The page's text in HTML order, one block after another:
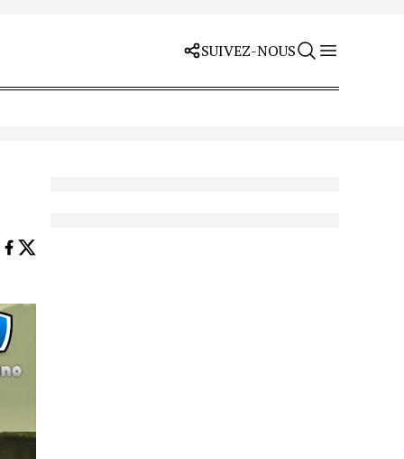
SUIVEZ-NOUS